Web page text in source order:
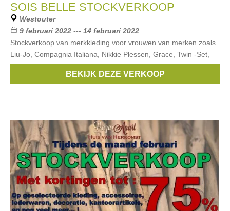
SOIS BELLE STOCKVERKOOP
Westouter
9 februari 2022 --- 14 februari 2022
Stockverkoop van merkkleding voor vrouwen van merken zoals
Liu-Jo, Compagnia Italiana, Nikkie Plessen, Grace, Twin -Set,
Cambio, Princes Goes, Frogbox, SVNTY, Relish en meer.
Kortingen tot -70% op winter-BEKIJK DEZE VERKOOP